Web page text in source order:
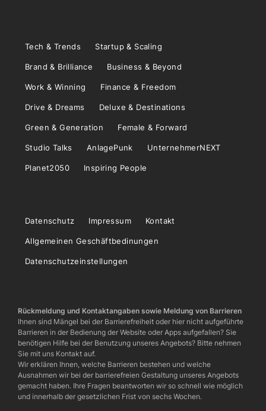
Tech & Trends Startup & Scaling
Brand & Brilliance Business & Beyond
Work & Winning Finance & Freedom
Drive & Dreams Deluxe & Destinations
Green & Generation Female & Forward
Studio Talks AnlagePunk UnternehmerNEXT
Planet2050 Inspiring People
Datenschutz Impressum Kontakt
Allgemeinen Geschäftbedinungen
Datenschutzeinstellungen
Rückmeldung und Kontaktangaben sowie Meldung von Barrieren
Ihnen sind Mängel bei der Barrierefreiheit oder hier nicht aufgeführte
Barrieren in der Bedienung der Website oder Apps aufgefallen? Sie
benötigen Hilfe bei der Benutzung unseres Angebots? Bitte nehmen
Sie mit uns Kontakt auf.
Wir erklären Ihnen, welche Barrieren bestehen und welche
Ausnahmen wir bei der barrierefreien Gestaltung unseres Angebots
gemacht haben. Ihre Fragen beantworten wir so schnell wie möglich
und innerhalb der gesetzlichen Frist von sechs Wochen.